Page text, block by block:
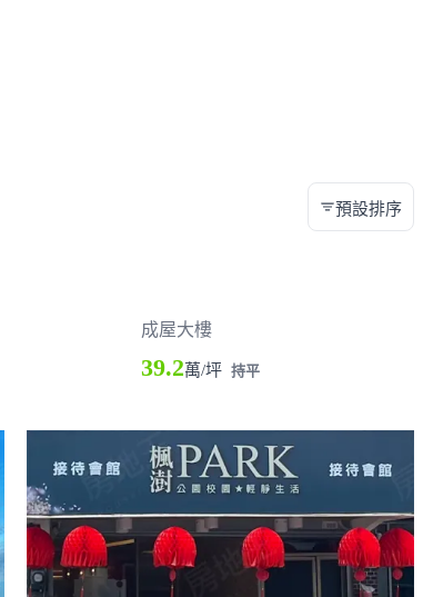
預設排序
成屋大樓
39.2萬/坪 持平